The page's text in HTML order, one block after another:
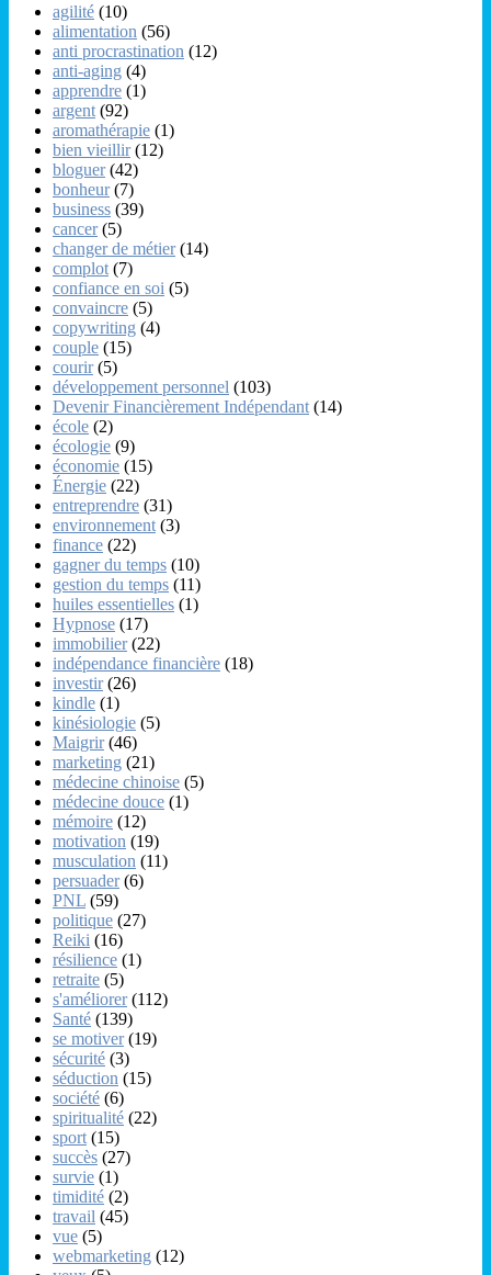
agilité (10)
alimentation (56)
anti procrastination (12)
anti-aging (4)
apprendre (1)
argent (92)
aromathérapie (1)
bien vieillir(12)
bloguer(42)
bonheur(7)
business (39)
cancer(5)
changer de métier(14)
complot (7)
confiance en soi (5)
convaincre (5)
copywriting (4)
couple (15)
courir(5)
développement personnel (103)
Devenir Financièrement Indépendant (14)
école (2)
écologie (9)
économie (15)
Énergie (22)
entreprendre (31)
environnement (3)
finance (22)
gagner du temps (10)
gestion du temps (11)
huiles essentielles (1)
Hypnose (17)
immobilier(22)
indépendance financière (18)
investir(26)
kindle (1)
kinésiologie (5)
Maigrir(46)
marketing (21)
médecine chinoise (5)
médecine douce (1)
mémoire (12)
motivation (19)
musculation (11)
persuader(6)
PNL (59)
politique (27)
Reiki (16)
résilience (1)
retraite (5)
s'améliorer(112)
Santé (139)
se motiver(19)
sécurité (3)
séduction (15)
société (6)
spiritualité (22)
sport (15)
succès (27)
survie (1)
timidité (2)
travail (45)
vue (5)
webmarketing (12)